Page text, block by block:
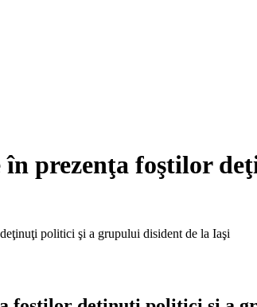
prezenţa foştilor
politici şi a grupului disident de la Iaşi